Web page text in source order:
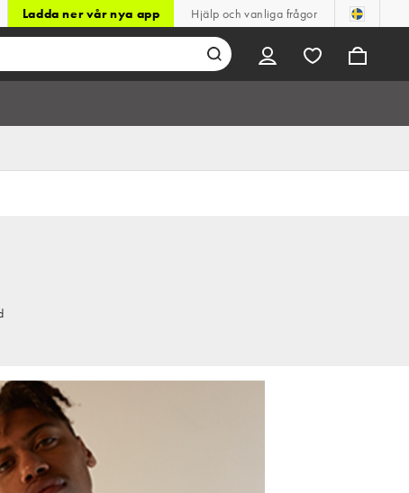
Ladda ner vår nya app Hjälp och vanliga frågor